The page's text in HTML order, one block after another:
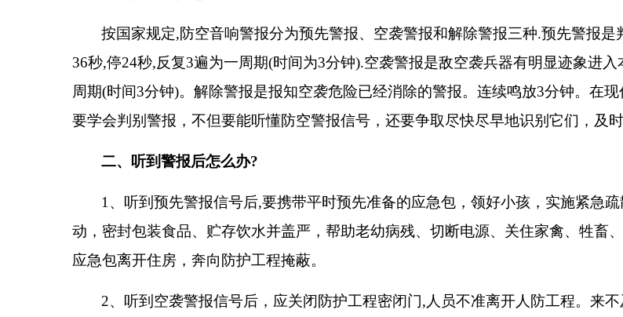
按国家规定,防空音响警报分为预先警报、空袭警报和解除警报三种.预先警报是
36秒,停24秒,反复3遍为一周期(时间为3分钟).空袭警报是敌空袭兵器有明显迹象进
周期(时间3分钟)。解除警报是报知空袭危险已经消除的警报。连续鸣放3分钟。在
要学会判别警报，不但要能听懂防空警报信号，还要争取尽快尽早地识别它们，及
二、听到警报后怎么办?
1 、听到预先警报信号后,要携带平时预先准备的应急包，领好小孩，实施紧急
动，密封包装食品、贮存饮水并盖严，帮助老幼病残、切断电源、关住家禽、牲畜
应急包离开住房，奔向防护工程掩蔽。
2、听到空袭警报信号后，应关闭防护工程密闭门, 人员不准离开人防工程。来